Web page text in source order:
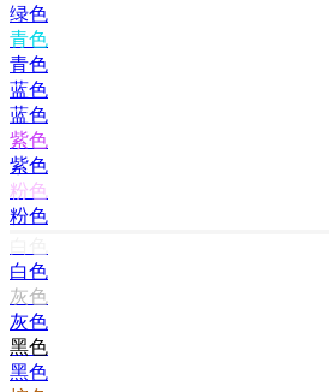
绿色
青色
青色
蓝色
蓝色
紫色
紫色
粉色
粉色
白色
灰色
灰色
黑色
黑色